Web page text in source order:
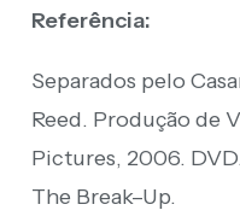
Referência:
Separados pelo
Reed. Produção de
Pictures, 2006.
The Break–Up.